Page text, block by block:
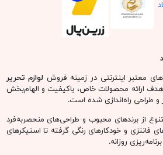
معتبر اینترنتی در زمینه فروش لوازم تحریر
ارائه محصولات خاص، باکیفیت و الهام‌بخش
و طراحی راه‌اندازی شده است.
از برندهای محبوب و طراحی‌های منحصربه‌فرد
و خودکارهای رنگی گرفته تا استیکرهای
روزانه.